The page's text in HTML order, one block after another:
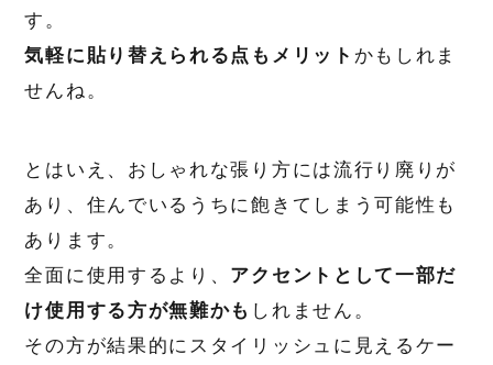
す。
気軽に貼り替えられる点もメリット かもしれま
せんね。
とはいえ、おしゃれな張り方には流行り廃りが
あり、住んでいるうちに飽きてしまう可能性も
あります。
全面に使用するより、 アクセントとして一部だ
け使用する方が無難かも しれません。
その方が結果的にスタイリッシュに見えるケー